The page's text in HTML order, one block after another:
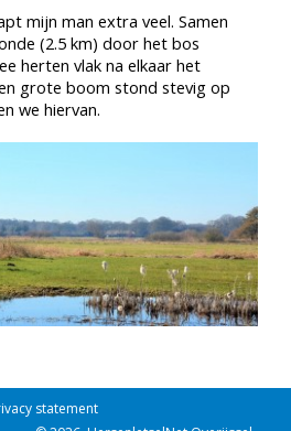
mijn man extra veel. Samen
(2.5 km) door het bos
herten vlak na elkaar het
grote boom stond stevig op
we hiervan.
statement